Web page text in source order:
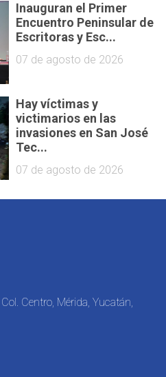
Inauguran el Primer
Encuentro Peninsular de
Escritoras y Esc...
07 de agosto de 2026
Hay víctimas y
victimarios en las
invasiones en San José
Tec...
07 de agosto de 2026
Centro, Mérida, Yucatán,